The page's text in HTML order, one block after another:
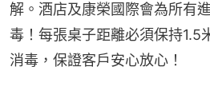
解。酒店及康榮國際會為所有
毒！每張桌子距離必須保持1.5
消毒，保證客戶安心放心！